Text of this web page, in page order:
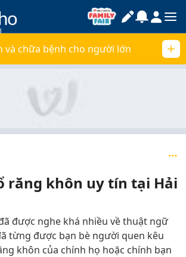
và chữa bệnh cho người lớn
răng khôn uy tín tại Hải
được nghe khá nhiều về thuật ngữ
từng được bạn bè người quen kêu
khôn của chính họ hoặc chính bạn